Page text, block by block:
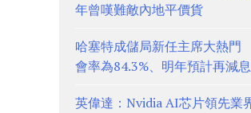
年曾嘆難敵內地平價貨
哈塞特成儲局新任主席大熱
會率為84.3%、明年預計再減
英偉達：Nvidia AI芯片領先